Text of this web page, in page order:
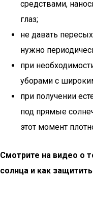
средствами,
глаз;
не давать
нужно
при
уборами с
при получении
под прямые
этот момент
Смотрите на видео о
солнца и как